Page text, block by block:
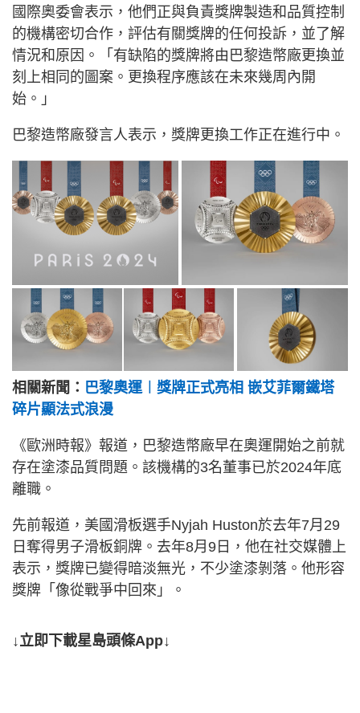
國際奧委會表示，他們正與負責獎牌製造和品質控制
的機構密切合作，評估有關獎牌的任何投訴，並了解
情況和原因。「有缺陷的獎牌將由巴黎造幣廠更換並
刻上相同的圖案。更換程序應該在未來幾周內開
始。」
巴黎造幣廠發言人表示，獎牌更換工作正在進行中。
相關新聞： 巴黎奧運︱獎牌正式亮相 嵌艾菲爾鐵塔
碎片顯法式浪漫
《歐洲時報》報道，巴黎造幣廠早在奧運開始之前就
存在塗漆品質問題。該機構的3名董事已於2024年底
離職。
先前報道，美國滑板選手Nyjah Huston於去年7月29
日奪得男子滑板銅牌。去年8月9日，他在社交媒體上
表示，獎牌已變得暗淡無光，不少塗漆剝落。他形容
獎牌「像從戰爭中回來」。
↓立即下載星島頭條App↓